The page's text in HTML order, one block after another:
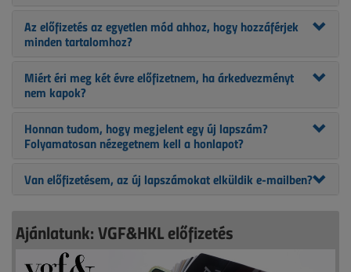
Az előfizetés az egyetlen mód ahhoz, hogy hozzáférjek
minden tartalomhoz?
Miért éri meg két évre előfizetnem, ha árkedvezményt
nem kapok?
Honnan tudom, hogy megjelent egy új lapszám?
Folyamatosan nézegetnem kell a honlapot?
Van előfizetésem, az új lapszámokat elküldik e-mailben?
Ajánlatunk: VGF&HKL előfizetés